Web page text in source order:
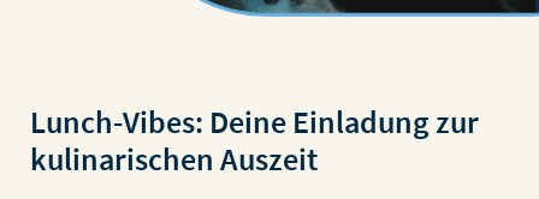
Lunch-Vibes: Deine Einladung zur
kulinarischen Auszeit